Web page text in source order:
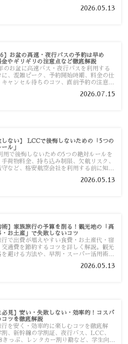
2026.05.13
】お盆の高速・夜行バスの予約は早め
金やギリギリの注意点など徹底解説
のお盆に高速バス・夜行バスを利用する
に、混雑ピーク、予約開始時期、料金の仕
キャンセル待ちのコツ、直前予約の注意点
2026.07.15
しない】 LCCで後悔しないための「5つの
ル」
用で後悔しないための5つの絶対ルールを
荷物料金、持ち込み制限、欠航リスク、
守など、格安航空会社を利用する前に知っ
2026.05.13
術】家族旅行の予算を削る！観光地の「高
・お土産」で失敗しないコツ
行で出費が増えやすい食費・お土産代・宿
交通費を節約するコツを詳しく解説。観光
を避ける方法や、早割・スーパー活用術、
2026.05.13
必見】安い・失敗しない・効率的！コスパ
コツを徹底解説
行を安く・効率的に楽しむコツを徹底解
割、新幹線の学割証、夜行バス、LCC、
きっぷ、レンタカー割り勘など、学生向け